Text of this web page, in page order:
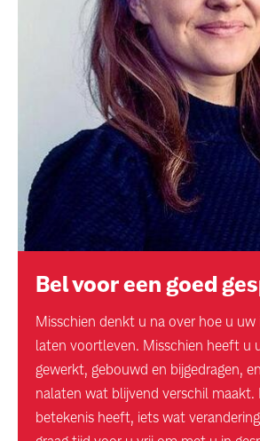
Bel voor een goed
Misschien denkt u na over hoe u
laten voortleven. Misschien heeft u
gewerkt, gebouwd en bijgedragen,
nalaten wat blijvend verschil maakt.
betekenis heeft, iets wat